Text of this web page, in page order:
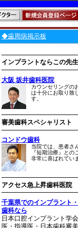
◆歯周病掲示板
インプラントならこの先
大阪 坂井歯科医院
カウンセリングの
は十分にお取り致
す。
審美歯科スペシャリスト
コンドウ歯科
当院では、患者さ
『短期治療』との
非常に喜ばれてい
アクセス急上昇歯科医院
千葉県でのインプラント
歯科なら
日本口腔インプラント学
医・指導医・日本歯科審